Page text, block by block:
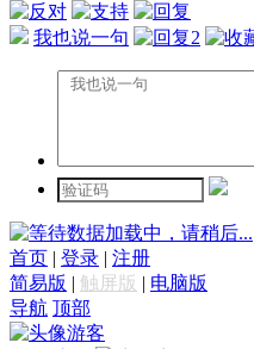
我也说一句 2
数据加载中，请稍后...
首页 | 登录 | 注册
简易版 | 触屏版 | 电脑版
导航 顶部
游客